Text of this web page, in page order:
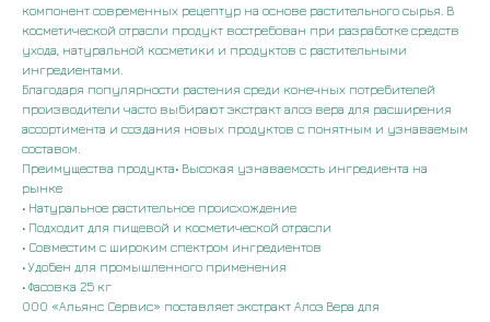
компонент современных рецептур на основе растительного сырья. В
косметической отрасли продукт востребован при разработке средств
ухода, натуральной косметики и продуктов с растительными
ингредиентами.
Благодаря популярности растения среди конечных потребителей
производители часто выбирают экстракт алоэ вера для расширения
ассортимента и создания новых продуктов с понятным и узнаваемым
составом.
Преимущества продукта• Высокая узнаваемость ингредиента на
рынке
• Натуральное растительное происхождение
• Подходит для пищевой и косметической отрасли
• Совместим с широким спектром ингредиентов
• Удобен для промышленного применения
• Фасовка 25 кг
ООО «Альянс Сервис» поставляет экстракт Алоэ Вера для